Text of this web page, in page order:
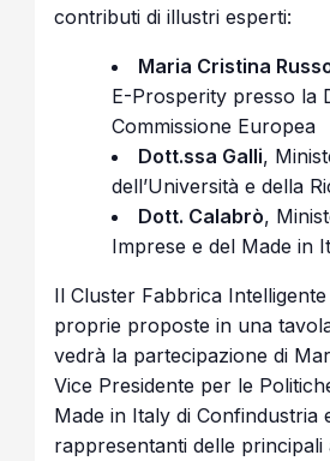
contributi di illustri esperti:
Maria Cristina
E-Prosperity presso la
Commissione Europea
Dott.ssa Galli,
dell’Università e della
Dott. Calabrò,
Imprese e del Made in
Il Cluster Fabbrica
proprie proposte in una
vedrà la partecipazione di
Vice Presidente per le
Made in Italy di Confindustria
rappresentanti delle principali